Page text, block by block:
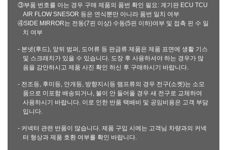
③부품 번호를 아는 경우 구매 제품의 품번 확인 필요: 계기판 ECU TCU
AIR FLOW SNESOR 등은 연식뿐만 아니라 품번 일치 여부
④SIDE MIRROR는 전동(7핀 이상) 수동(5핀 이하)여부 및 접촉 핀 수 일
치 여부
- 본넷(후드), 앞뒤 범퍼, 도어류 등 판금류 제품은 제품 표면에 생활 기스
및 스크래치가 있을 수 있습니다. 도장 후 사용하셔야 하는 경우가 많
음을 감안하시고 제품 사진 확인 하신 후 구매하시기 바랍니다.
- 전조등, 후미등, 안개등, 방향지시등 램프류의 경우 전구(소켓)는 소모
품으로 미포함 배송되거나, 불이 안 들어올 경우 새 전구로 교체하여
사용하시기 바랍니다. 이로 인한 반품 택배비 및 공임비용은 고객 부담
입니다.
- 커넥터 관련 반품이 많습니다. 제품 구입 시에는 고객님 차량과의 커넥
터 형상과 제품 호환 여부를 확인 바랍니다.